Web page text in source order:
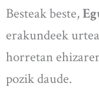
Besteak beste,
erakundeek
horretan
pozik daude.